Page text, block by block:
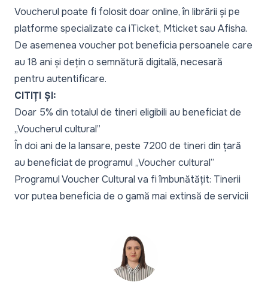
Voucherul poate fi folosit doar online, în librării și pe
platforme specializate ca iTicket, Mticket sau Afisha.
De asemenea voucher pot beneficia persoanele care
au 18 ani și dețin o semnătură digitală, necesară
pentru autentificare.
CITIȚI ȘI:
Doar 5% din totalul de tineri eligibili au beneficiat de
„Voucherul cultural”
În doi ani de la lansare, peste 7200 de tineri din țară
au beneficiat de programul „Voucher cultural”
Programul Voucher Cultural va fi îmbunătățit: Tinerii
vor putea beneficia de o gamă mai extinsă de servicii